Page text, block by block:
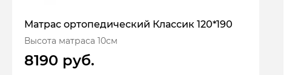
Матрас ортопедический Классик 120*190
Высота матраса 10см
8190 руб.